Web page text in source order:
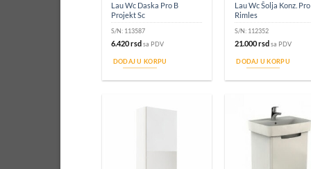
Lau Wc Daska Pro B
Projekt Sc
S/N: 113587
6.420rsd sa PDV
DODAJ U KORPU
Lau Wc Šolja Konz. Pro
Rimles
S/N: 112352
21.000rsd sa PDV
DODAJ U KORPU